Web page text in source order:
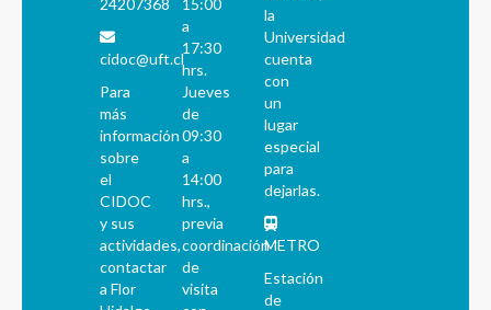
24207368
cidoc@uft.cl
Para
más
información
sobre
el
CIDOC
y sus
actividades,
contactar
a Flor
15:00
a
17:30
hrs.
Jueves
de
09:30
a
14:00
hrs.,
previa
coordinación
de
visita
la
Universidad
cuenta
con
un
lugar
especial
para
dejarlas.
METRO
Estación
de